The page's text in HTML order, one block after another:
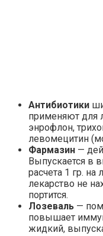
Антибиотики
применяют для
энрофлон,
левомецитин
Фармазин —
Выпускается в
расчета 1 гр.
лекарство не
портится.
Лозеваль —
повышает
жидкий,